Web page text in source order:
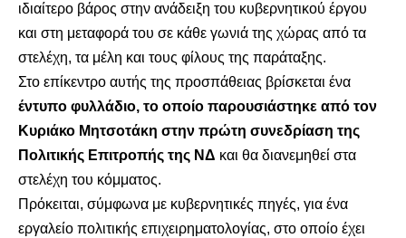
ιδιαίτερο βάρος στην ανάδειξη του κυβερνητικού έργου
και στη μεταφορά του σε κάθε γωνιά της χώρας από τα
στελέχη, τα μέλη και τους φίλους της παράταξης.
Στο επίκεντρο αυτής της προσπάθειας βρίσκεται ένα
έντυπο φυλλάδιο, το οποίο παρουσιάστηκε από τον
Κυριάκο Μητσοτάκη στην πρώτη συνεδρίαση της
Πολιτικής Επιτροπής της ΝΔ και θα διανεμηθεί στα
στελέχη του κόμματος.
Πρόκειται, σύμφωνα με κυβερνητικές πηγές, για ένα
εργαλείο πολιτικής επιχειρηματολογίας, στο οποίο έχει